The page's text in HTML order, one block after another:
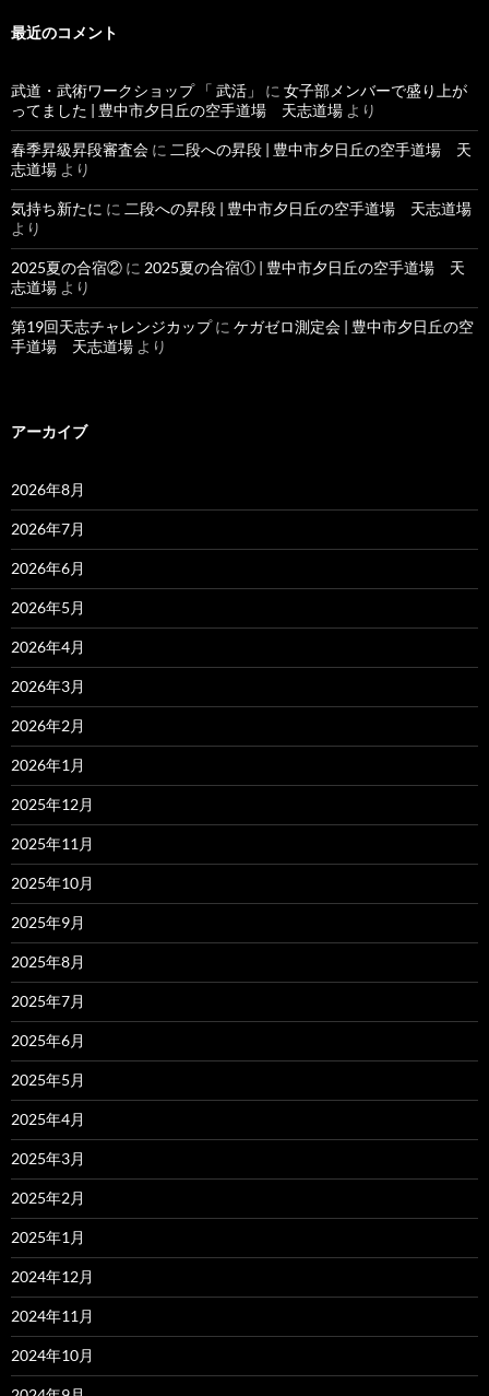
最近のコメント
武道・武術ワークショップ 「 武活」 に 女子部メンバーで盛り上が
ってました | 豊中市夕日丘の空手道場 天志道場 より
春季昇級昇段審査会 に 二段への昇段 | 豊中市夕日丘の空手道場 天
志道場 より
気持ち新たに に 二段への昇段 | 豊中市夕日丘の空手道場 天志道場
より
2025夏の合宿② に 2025夏の合宿① | 豊中市夕日丘の空手道場 天
志道場 より
第19回天志チャレンジカップに ケガゼロ測定会 | 豊中市夕日丘の空
手道場 天志道場 より
アーカイブ
2026年8月
2026年7月
2026年6月
2026年5月
2026年4月
2026年3月
2026年2月
2026年1月
2025年12月
2025年11月
2025年10月
2025年9月
2025年8月
2025年7月
2025年6月
2025年5月
2025年4月
2025年3月
2025年2月
2025年1月
2024年12月
2024年11月
2024年10月